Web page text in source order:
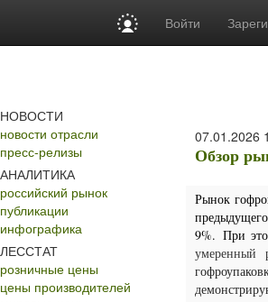
Войти
НОВОСТИ
новости отрасли
пресс-релизы
АНАЛИТИКА
российский рынок
публикации
инфографика
ЛЕССТАТ
розничные цены
цены производителей
07.01.2026
Обзор
Рынок
9%. При
умеренный